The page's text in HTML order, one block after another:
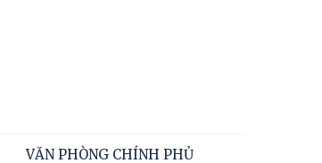
VĂN PHÒNG CHÍNH PHỦ